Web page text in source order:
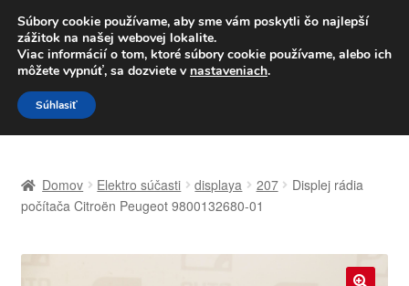
DOPRAVA od 6 EUR
Po–Pi 09:00–16:00 233 221 276
Preskočiť
na
navigáciu
Preskočiť
na
obsah
Celosvetová preprava
Domov Elektro súčasti displaya 207
Displej rádia
počítača Citroën Peugeot 9800132680-01
Súbory cookie používame, aby sme vám poskytli čo najlepší
zážitok na našej webovej lokalite.
Viac informácií o tom, ktoré súbory cookie používame, alebo ich
môžete vypnúť, sa dozviete v nastaveniach.
Súhlasiť